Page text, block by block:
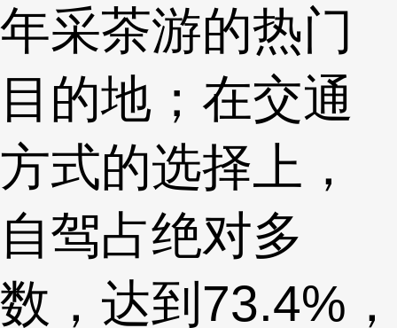
年采茶游的热门
目的地；在交通
方式的选择上，
自驾占绝对多
数，达到73.4%，